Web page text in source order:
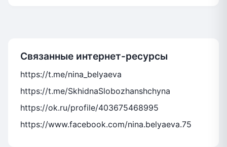
Связанные интернет-ресурсы
https://t.me/nina_belyaeva
https://t.me/SkhidnaSlobozhanshchyna
https://ok.ru/profile/403675468995
https://www.facebook.com/nina.belyaeva.75